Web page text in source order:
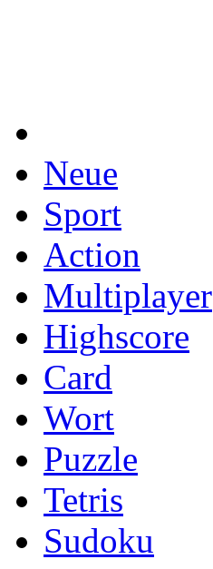
Neue
Sport
Action
Multiplayer
Highscore
Card
Wort
Puzzle
Tetris
Sudoku